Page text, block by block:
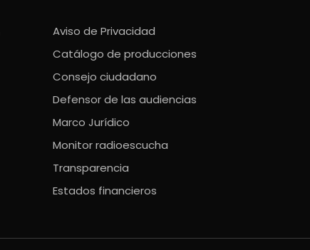
Aviso de Privacidad
Catálogo de producciones
Consejo ciudadano
Defensor de las audiencias
Marco Jurídico
Monitor radioescucha
Transparencia
Estados financieros